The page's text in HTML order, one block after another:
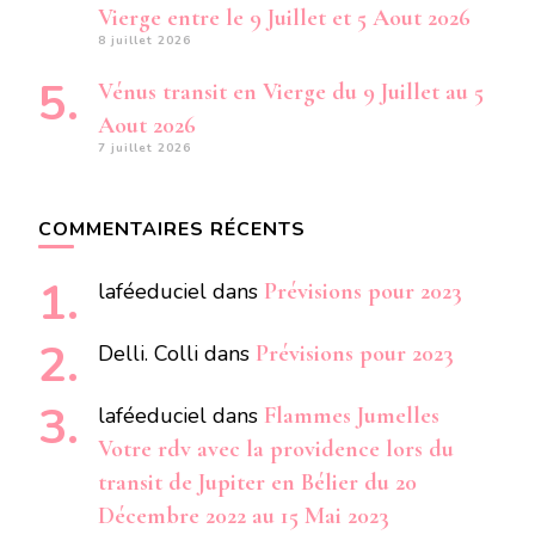
Vierge entre le 9 Juillet et 5 Aout 2026
8 juillet 2026
Vénus transit en Vierge du 9 Juillet au 5
Aout 2026
7 juillet 2026
COMMENTAIRES RÉCENTS
laféeduciel dans Prévisions pour 2023
Delli. Colli dans Prévisions pour 2023
laféeduciel dans Flammes Jumelles
Votre rdv avec la providence lors du
transit de Jupiter en Bélier du 20
Décembre 2022 au 15 Mai 2023